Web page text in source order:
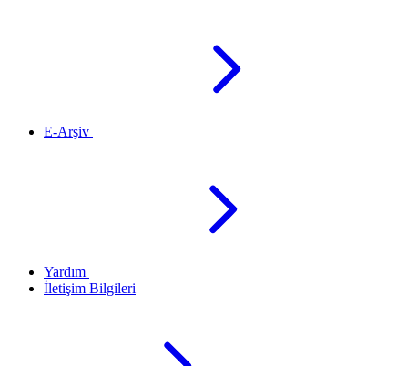
E-Arşiv
Yardım
İletişim Bilgileri